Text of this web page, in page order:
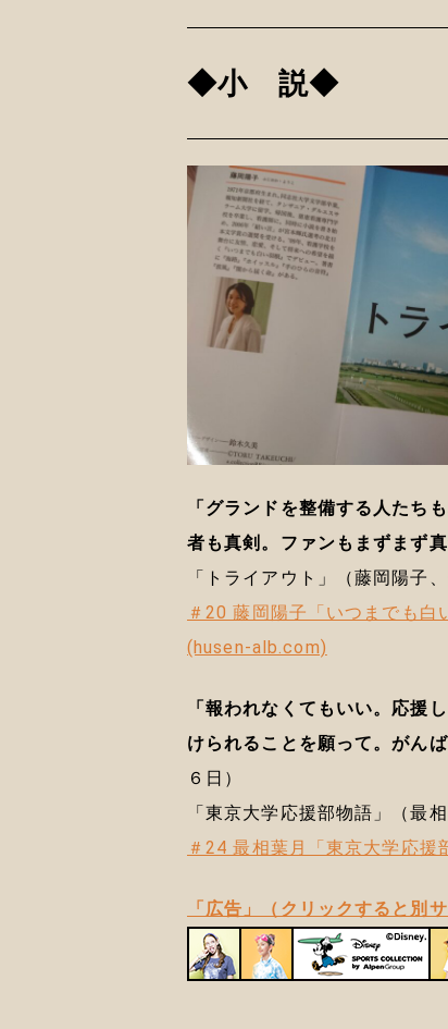
◆小 説◆
「グランドを整備する人たち
者も真剣。ファンもまずまず
「トライアウト」（藤岡陽子
＃20 藤岡陽子「いつまでも
(husen-alb.com)
「報われなくてもいい。応援
けられることを願って。がん
６日）
「東京大学応援部物語」（最相
＃24 最相葉月「東京大学応
「広告」（クリックすると別